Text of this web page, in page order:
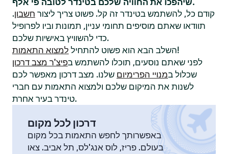
שיהפכו את החוויה שלכם בטינדר לטובה פי אלף.
קודם כל, להשתמש בטינדר זה קל. פשוט צריך ליצור חשבון.
תוודאו שאתם מוסיפים תחומי עניין, תמונות וביו לפרופיל
כדי להשוויץ באישיות שלכם.
השלב הבא הוא פשוט להתחיל למצוא התאמות
!
לפני שאתם נוסעים, תוכלו להשתמש בפיצ'ר מצב דרכון
שכלול במנויי הפרימיום שלנו. מצב דרכון מאפשר לכם
לשנות את המיקום שלכם ולמצוא התאמות עם חברי
טינדר בעיר אחרת.
דרכון לכל מקום
באפשרותך לחפש התאמות בכל מקום
בעולם. פריז, לוס אנג'לס, תל אביב. צאו